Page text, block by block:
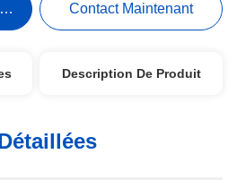
Contact Maintenant
Description De Produit